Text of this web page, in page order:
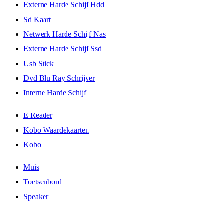
Externe Harde Schijf Hdd
Sd Kaart
Netwerk Harde Schijf Nas
Externe Harde Schijf Ssd
Usb Stick
Dvd Blu Ray Schrijver
Interne Harde Schijf
E Reader
Kobo Waardekaarten
Kobo
Muis
Toetsenbord
Speaker